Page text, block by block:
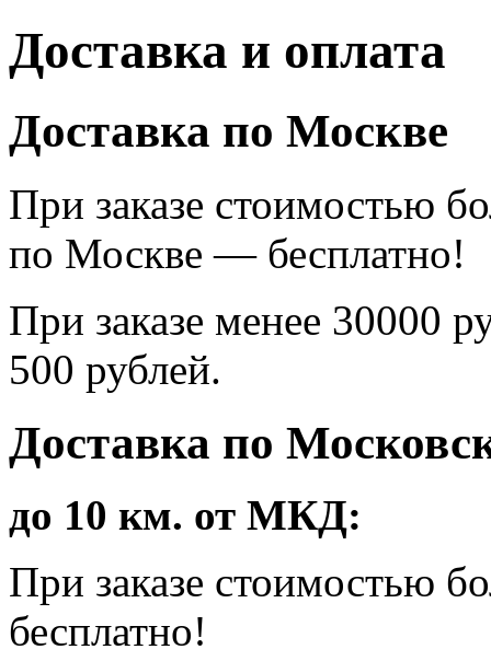
Доставка и оплата
Доставка по Москве
При заказе стоимостью
по Москве — бесплатно!
При заказе менее 30000
500 рублей.
Доставка по
до 10 км. от МКД:
При заказе стоимостью
бесплатно!